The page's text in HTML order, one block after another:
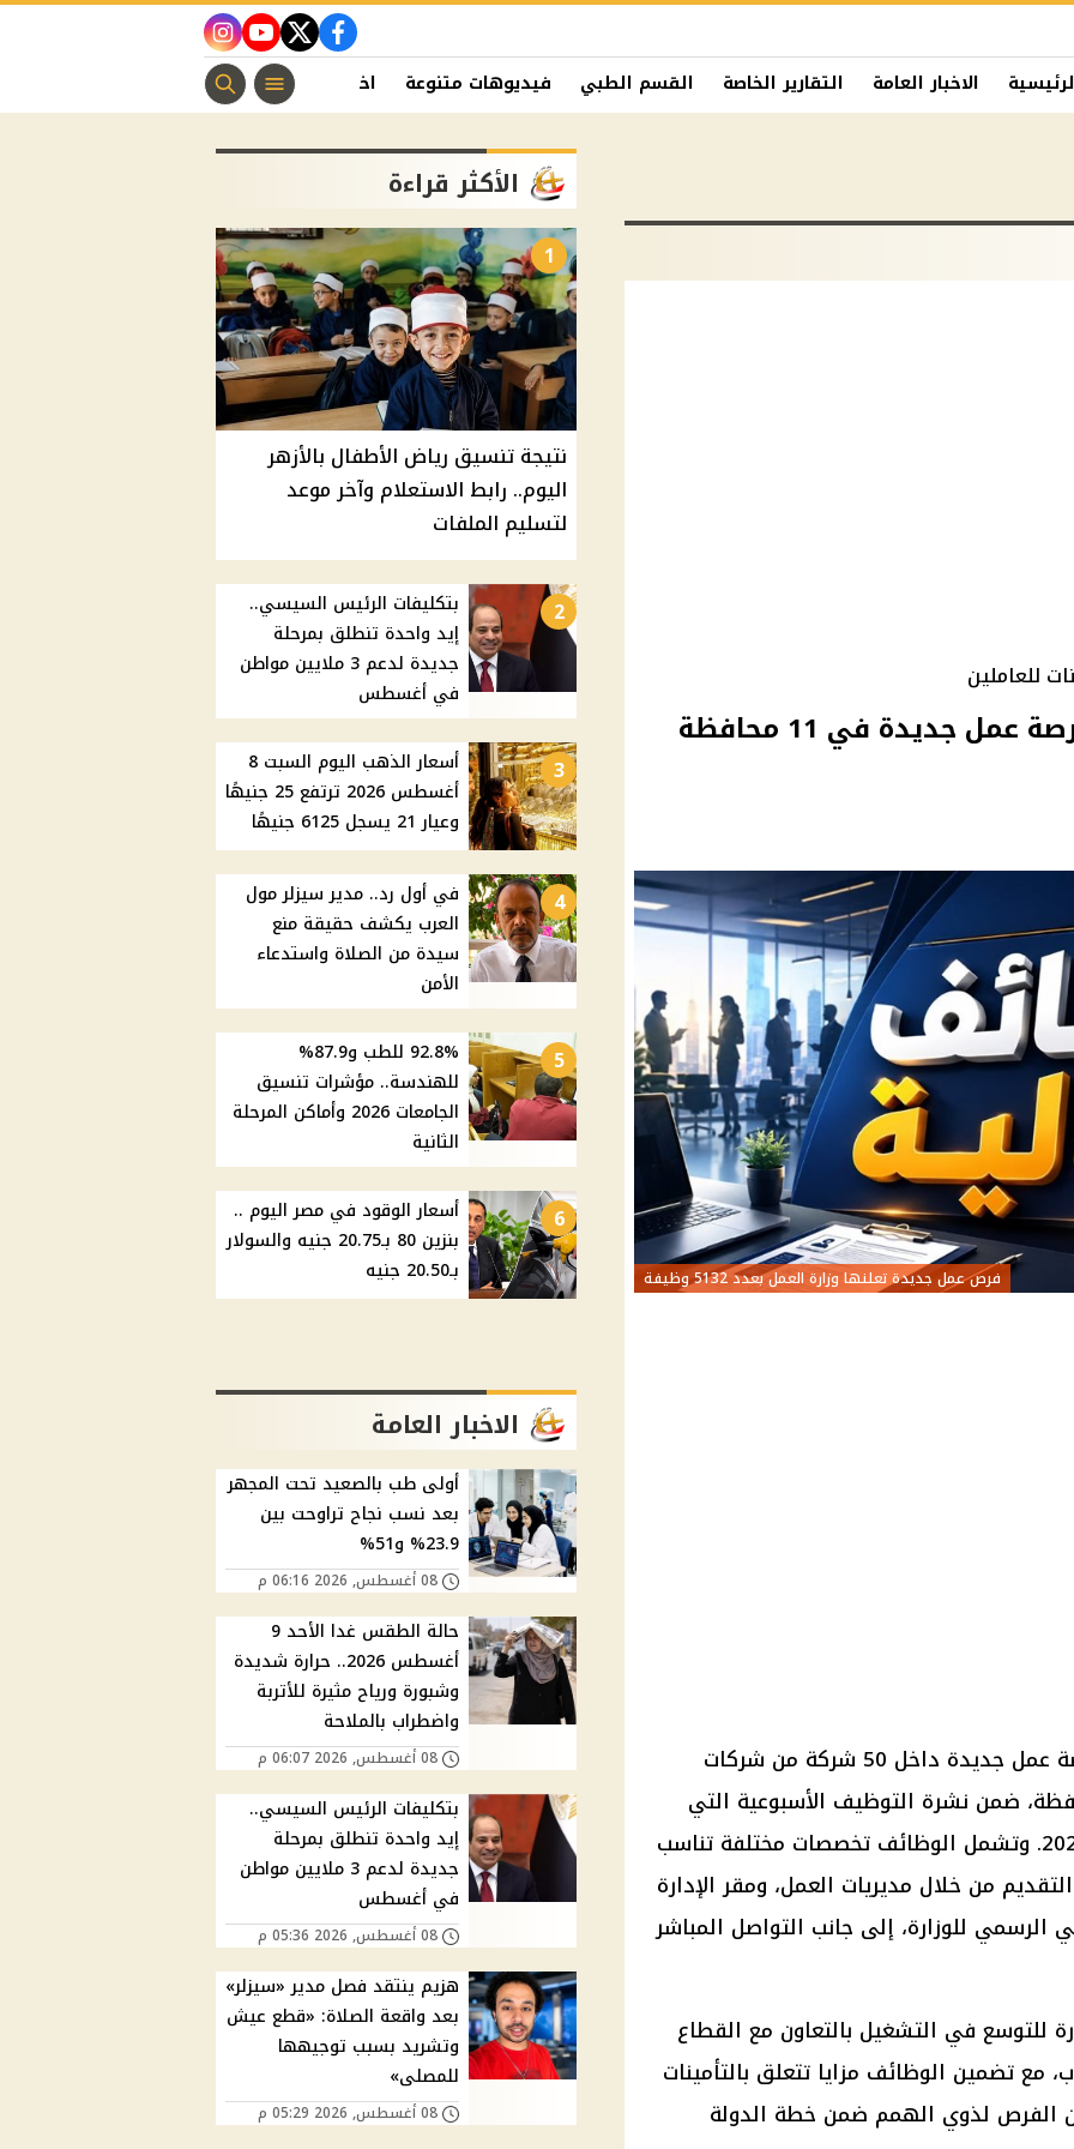
facebook
twitter
youtube
instagram
الاخبار العامة التقارير الخاصة القسم الطبي فيديوهات متنوعة اخبار الفن منوعات مسيحية
للعاملين
وزارة العمل تعلن 5132 فرصة عمل جديدة في 11 محافظة
فرص عمل جديدة تعلنها وزارة العمل بعدد 5132 وظيفة
أعلنت وزارة العمل توفير 5132 فرصة عمل جديدة داخل 50 شركة من شركات
موزعة على 11 محافظة، ضمن نشرة التوظيف الأسبوعية التي
تصدرها الوزارة خلال شهر يونيو 2026. وتشمل الوظائف تخصصات مختلفة تناسب
من خلال مديريات العمل، ومقر الإدارة
الرسمي للوزارة، إلى جانب التواصل المباشر
للتوسع في التشغيل بالتعاون مع القطاع
مع تضمين الوظائف مزايا تتعلق بالتأمينات
الفرص لذوي الهمم ضمن خطة الدولة
الأكثر قراءة
1
نتيجة تنسيق رياض الأطفال بالأزهر
اليوم.. رابط الاستعلام وآخر موعد
لتسليم الملفات
2
بتكليفات الرئيس السيسي..
إيد واحدة تنطلق بمرحلة
جديدة لدعم 3 ملايين مواطن
في أغسطس
3
أسعار الذهب اليوم السبت 8
أغسطس 2026 ترتفع 25 جنيهًا
وعيار 21 يسجل 6125 جنيهًا
4
في أول رد.. مدير سيزلر مول
العرب يكشف حقيقة منع
سيدة من الصلاة واستدعاء
الأمن
5
92.8% للطب و87.9%
للهندسة.. مؤشرات تنسيق
الجامعات 2026 وأماكن المرحلة
الثانية
6
أسعار الوقود في مصر اليوم ..
بنزين 80 بـ20.75 جنيه والسولار
بـ20.50 جنيه
الاخبار العامة
أولى طب بالصعيد تحت المجهر
بعد نسب نجاح تراوحت بين
23.9% و51%
08 أغسطس, 2026 06:16 م
حالة الطقس غدا الأحد 9
أغسطس 2026.. حرارة شديدة
وشبورة ورياح مثيرة للأتربة
واضطراب بالملاحة
08 أغسطس, 2026 06:07 م
بتكليفات الرئيس السيسي..
إيد واحدة تنطلق بمرحلة
جديدة لدعم 3 ملايين مواطن
في أغسطس
08 أغسطس, 2026 05:36 م
هزيم ينتقد فصل مدير «سيزلر»
بعد واقعة الصلاة: «قطع عيش
وتشريد بسبب توجيهها
للمصلى»
08 أغسطس, 2026 05:29 م